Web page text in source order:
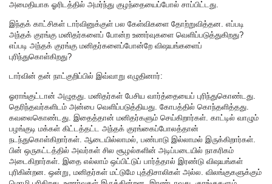
அமைதியாக ஓரிடத்தில் அமர்ந்து குழந்தையைப்போல் சாப்பிட்டது.
இந்தக் காட்சிகள் டார்வினுக்குள் பல கேள்விகளை தோற்றுவித்தன. எப்படி
அந்தக் குரங்கு மனிதர்களைப் போன்ற உணர்வுகளை வெளிப்படுத்துகிறது?
எப்படி அந்தக் குரங்கு மனிதர்களைப்போன்றே விஷயங்களைப்
புரிந்துகொள்கிறது?
டார்வின் தன் நாட்குறிப்பில் இவ்வாறு எழுதினார்:
ஓராங்குட்டான் அழுதது. மனிதர்கள் பேசிய வார்த்தையைப் புரிந்துகொண்டது.
தெரிந்தவர்களிடம் அன்பை வெளிப்படுத்தியது. கோபத்தில் கொந்தளித்தது.
கவலைகொண்டது. இதைத்தான் மனிதர்களும் செய்கிறார்கள். காட்டில் வாழும்
பழங்குடி மக்கள் கிட்டத்தட்ட அந்தக் குரங்கைப்போலத்தான்
நடந்துகொள்கிறார்கள். ஆடையில்லாமல், பண்பாடு இல்லாமல் இருக்கிறார்கள்.
பின் ஒருகட்டத்தில் அவர்கள் சில சூழல்களின் அடிப்படையில் நாகரிகம்
அடைகிறார்கள். இதை எல்லாம் ஒப்பிட்டுப் பார்த்தால் இரண்டு விஷயங்கள்
புரிகின்றன. ஒன்று, மனிதர்கள் மட்டுமே புத்திசாலிகள் அல்ல. விலங்குகளுக்கும்